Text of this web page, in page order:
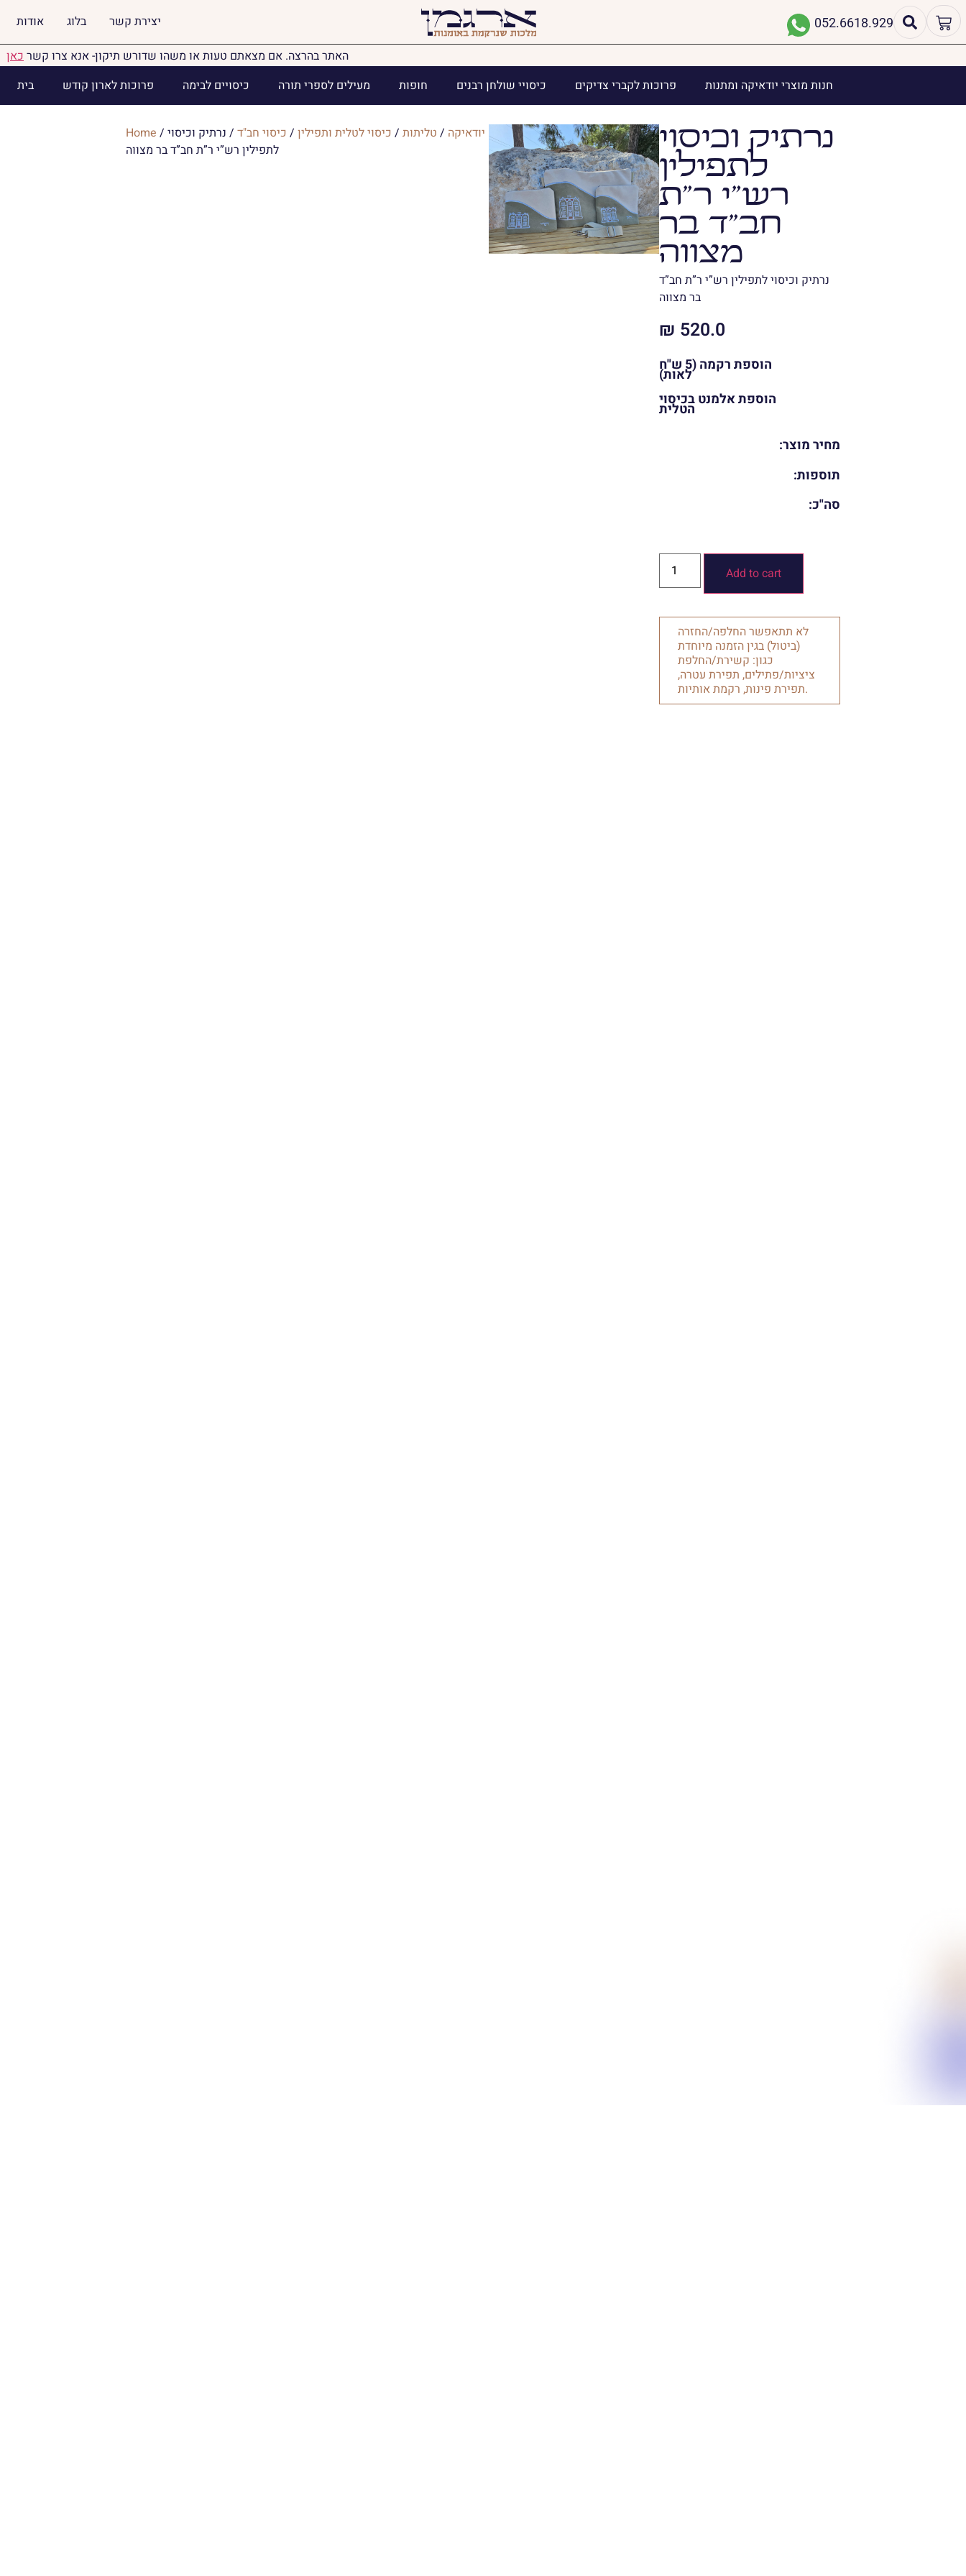
אודות בלוג יצירת קשר 052.6618.929
האתר בהרצה. אם מצאתם טעות או משהו שדורש תיקון- אנא צרו קשרכאן
בית
פרוכות לארון קודש כיסויים לבימה מעילים לספרי תורה חופות כיסויי שולחן רבנים פרוכות לקברי צדיקים חנות מוצרי יודאיקה ומתנות
Home / יודאיקה / טליתות / כיסוי לטלית ותפילין / כיסוי חב"ד / נרתיק וכיסוי
לתפילין רש”י ר”ת חב”ד בר מצווה
נרתיק וכיסוי
לתפילין
רש”י ר”ת
חב”ד בר
מצווה
נרתיק וכיסוי לתפילין רש”י ר”ת חב”ד
בר מצווה
₪ 520.0
הוספת רקמה (5 ש"ח
לאות)
הוספת אלמנט בכיסוי
הטלית
מחיר מוצר:
תוספות:
סה"כ:
Add to cart
לא תתאפשר החלפה/החזרה
(ביטול) בגין הזמנה מיוחדת
כגון: קשירת/החלפת
ציציות/פתילים, תפירת עטרה,
תפירת פינות, רקמת אותיות.